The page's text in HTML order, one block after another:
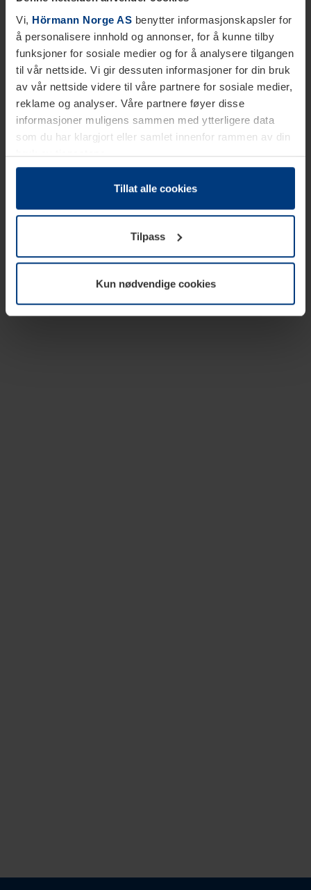
Vi, Hörmann Norge AS benytter informasjonskapsler for
å personalisere innhold og annonser, for å kunne tilby
funksjoner for sosiale medier og for å analysere tilgangen
til vår nettside. Vi gir dessuten informasjoner for din bruk
av vår nettside videre til våre partnere for sosiale medier,
reklame og analyser. Våre partnere føyer disse
informasjoner muligens sammen med ytterligere data
som du har klargjort eller samlet innenfor rammen av din
bruk av tjenestene.
Etter loven kan vi lagre informasjonskapsler på din
datamaskin, hvis disse er absolutt nødvendig for drift av
trenger vi din tillatelse. Du kan når som helst endre eller
tilbakekalle ditt samtykke i forklaringen av
informasjonskapselen på sidenPersonvernerklæringpå
Tillat alle cookies
Tilpass
Kun nødvendige cookies